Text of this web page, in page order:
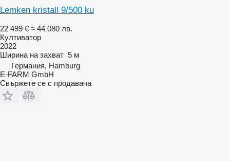
Lemken kristall 9/500 ku
22 499 € ≈ 44 080 лв.
Култиватор
2022
Ширина на захват 5 м
Германия, Hamburg
E-FARM GmbH
Свържете се с продавача